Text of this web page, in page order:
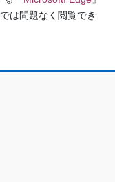
は問題なく閲覧でき